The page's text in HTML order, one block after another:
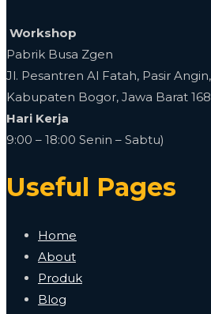
Workshop
Pabrik Busa Zgen
Jl. Pesantren Al Fatah, Pasir
Kabupaten Bogor, Jawa Barat
Hari Kerja
9:00 – 18:00 Senin – Sabtu)
Useful Pages
Home
About
Produk
Blog